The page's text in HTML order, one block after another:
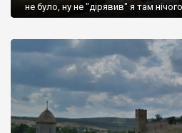
не було, ну не "дірявив" я там